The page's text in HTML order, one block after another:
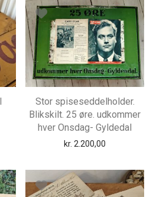
Stor spiseseddelholder.
Blikskilt. 25 øre. udkommer
hver Onsdag- Gyldedal
kr. 2.200,00